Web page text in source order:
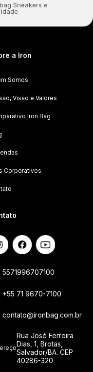
Sneakers e
a Iron
Somos
Visão e Valores
Iron Bag
Corporativos
5571996707100
+55 71 9670-7100
contato@ironbag.com.br
Rua José Ferreira
Dias, 1, Brotas,
Salvador/BA. CEP
40286-320